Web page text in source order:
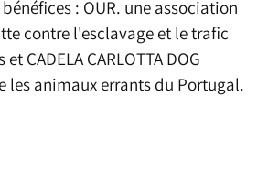
: OUR. une association
contre l'esclavage et le trafic
CADELA CARLOTTA DOG
les animaux errants du Portugal.